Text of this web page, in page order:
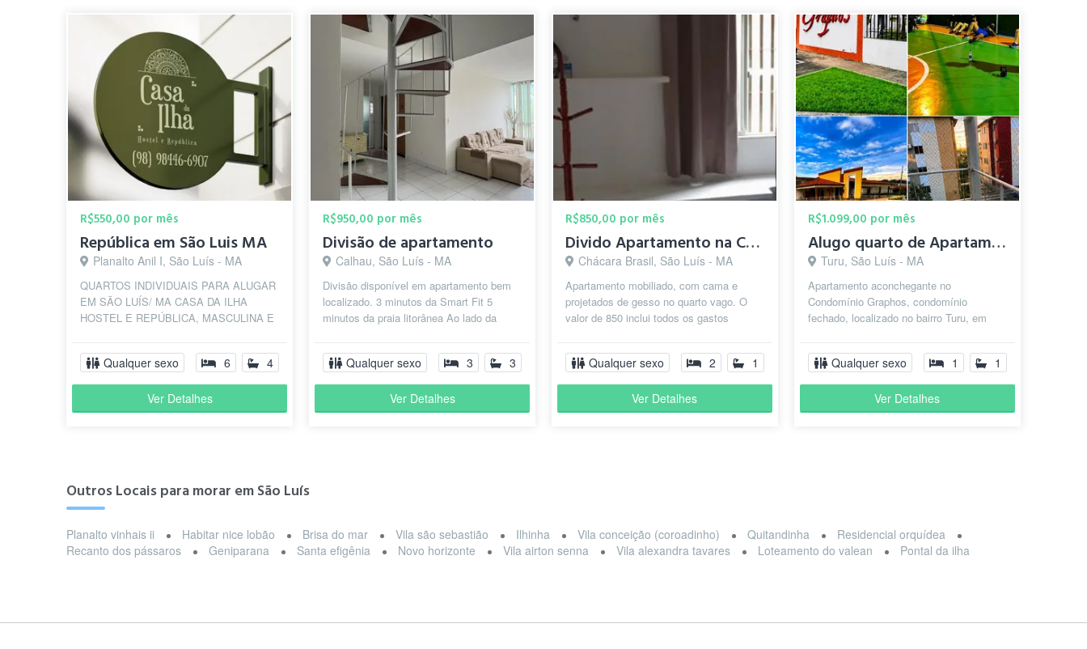
R$550,00 por mês
República em São Luis MA
Planalto Anil I, São Luís - MA
QUARTOS INDIVIDUAIS PARA ALUGAR
EM SÃO LUÍS/ MA CASA DA ILHA
HOSTEL E REPÚBLICA, MASCULINA E
QUARTOS INDIVIDUAIS NOS VALORE...
Qualquer sexo 6 4
Ver Detalhes
R$950,00 por mês
Divisão de apartamento
Calhau, São Luís - MA
Divisão disponível em apartamento bem
localizado. 3 minutos da Smart Fit 5
minutos da praia litorânea Ao lado da
Qualquer sexo 3 3
Ver Detalhes
R$850,00 por mês
Divido Apartamento na Chácara Brasil - Turu
Chácara Brasil, São Luís - MA
Apartamento mobiliado, com cama e
projetados de gesso no quarto vago. O
valor de 850 inclui todos os gastos
á...
Qualquer sexo 2 1
Ver Detalhes
R$1.099,00 por mês
Alugo quarto de Apartamento, compartilhado comigo
Turu, São Luís - MA
Apartamento aconchegante no
Condomínio Graphos, condomínio
fechado, localizado no bairro Turu, em
apenas comigo...
Qualquer sexo 1 1
Ver Detalhes
Outros Locais para morar em São Luís
Planalto vinhais ii Habitar nice lobão Brisa do mar Vila são sebastião Ilhinha Vila conceição (coroadinho) Quitandinha
Residencial orquídea
Recanto dos pássaros
Geniparana Santa efigênia Novo horizonte Vila airton senna Vila alexandra tavares Loteamento do valean Pontal da ilha